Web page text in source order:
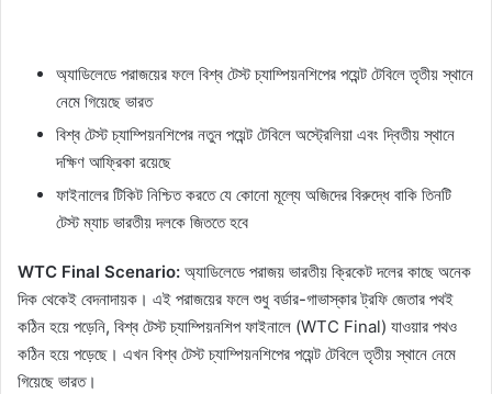
অ্যাডিলেডে পরাজয়ের ফলে বিশ্ব টেস্ট চ্যাম্পিয়নশিপের পয়েন্ট টেবিলে তৃতীয় স্থানে
নেমে গিয়েছে ভারত
বিশ্ব টেস্ট চ্যাম্পিয়নশিপের নতুন পয়েন্ট টেবিলে অস্ট্রেলিয়া এবং দ্বিতীয় স্থানে
দক্ষিণ আফ্রিকা রয়েছে
ফাইনালের টিকিট নিশ্চিত করতে যে কোনো মূল্যে অজিদের বিরুদ্ধে বাকি তিনটি
টেস্ট ম্যাচ ভারতীয় দলকে জিততে হবে
WTC Final Scenario: অ্যাডিলেডে পরাজয় ভারতীয় ক্রিকেট দলের কাছে অনেক
দিক থেকেই বেদনাদায়ক। এই পরাজয়ের ফলে শুধু বর্ডার-গাভাস্কার ট্রফি জেতার পথই
কঠিন হয়ে পড়েনি, বিশ্ব টেস্ট চ্যাম্পিয়নশিপ ফাইনালে (WTC Final) যাওয়ার পথও
কঠিন হয়ে পড়েছে। এখন বিশ্ব টেস্ট চ্যাম্পিয়নশিপের পয়েন্ট টেবিলে তৃতীয় স্থানে নেমে
গিয়েছে ভারত।